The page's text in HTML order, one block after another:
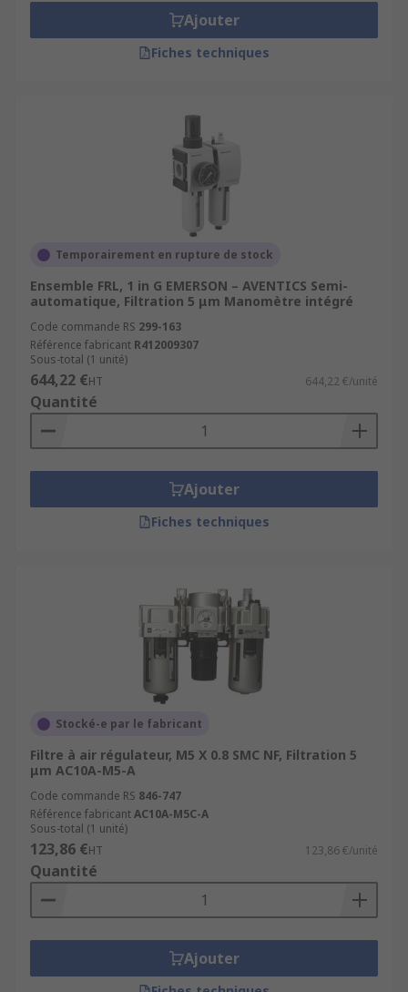
Ajouter
Fiches techniques
Temporairement en rupture de stock
Ensemble FRL, 1 in G EMERSON – AVENTICS Semi-
automatique, Filtration 5 μm Manomètre intégré
Code commande RS 299-163
Référence fabricant R412009307
Sous-total (1 unité)
644,22 €HT 644,22 €/unité
Quantité
Ajouter
Fiches techniques
Stocké-e par le fabricant
Filtre à air régulateur, M5 X 0.8 SMC NF, Filtration 5
μm AC10A-M5-A
Code commande RS 846-747
Référence fabricantAC10A-M5C-A
Sous-total (1 unité)
123,86 €HT 123,86 €/unité
Quantité
Ajouter